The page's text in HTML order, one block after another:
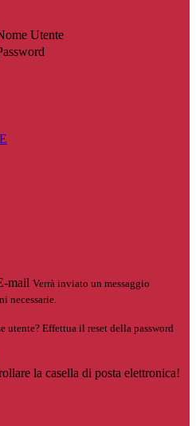
Utente
mail Verrà inviato un messaggio
necessarie.
utente? Effettua il reset della password
la casella di posta elettronica!